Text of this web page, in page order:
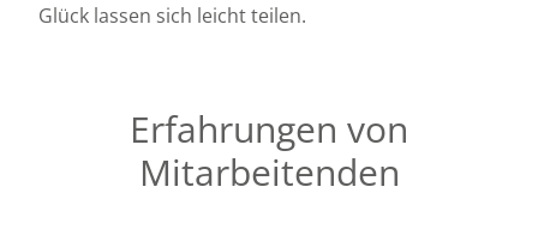
Glück lassen sich leicht teilen.
Erfahrungen von
Mitarbeitenden